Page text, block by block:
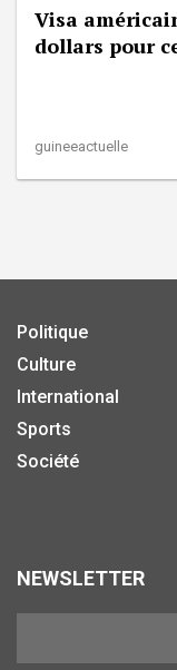
Visa
dollars pour
guineeactuelle
Politique
Culture
International
Sports
Société
NEWSLETTER